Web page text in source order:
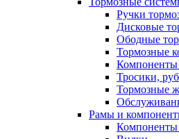
Ручки
Дисковые
Ободные
Тормозные
Компоненты
Тросики,
Тормозные
Рамы и